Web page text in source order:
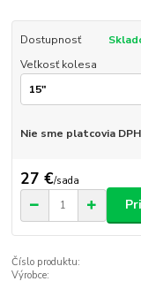
Dostupnosť
Veľkosť kolesa
Nie sme platcovia DPH
27 €/sada
Číslo produktu:
Výrobce: